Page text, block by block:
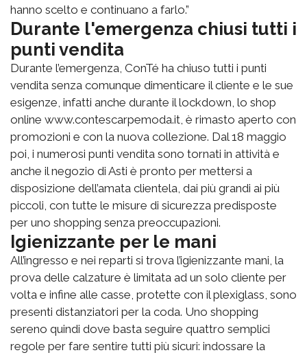
hanno scelto e continuano a farlo.”
Durante l'emergenza chiusi tutti i
punti vendita
Durante l’emergenza, ConTé ha chiuso tutti i punti
vendita senza comunque dimenticare il cliente e le sue
esigenze, infatti anche durante il lockdown, lo shop
online www.contescarpemoda.it, è rimasto aperto con
promozioni e con la nuova collezione. Dal 18 maggio
poi, i numerosi punti vendita sono tornati in attività e
anche il negozio di Asti è pronto per mettersi a
disposizione dell’amata clientela, dai più grandi ai più
piccoli, con tutte le misure di sicurezza predisposte
per uno shopping senza preoccupazioni.
Igienizzante per le mani
All’ingresso e nei reparti si trova l’igienizzante mani, la
prova delle calzature è limitata ad un solo cliente per
volta e infine alle casse, protette con il plexiglass, sono
presenti distanziatori per la coda. Uno shopping
sereno quindi dove basta seguire quattro semplici
regole per fare sentire tutti più sicuri: indossare la